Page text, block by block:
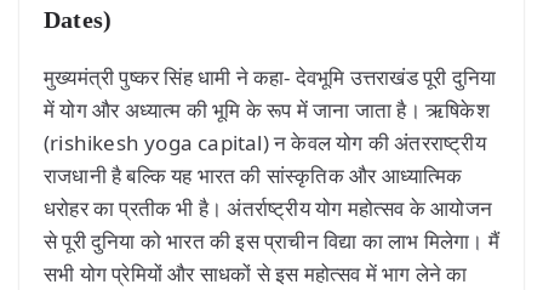
Dates)
मुख्यमंत्री पुष्कर सिंह धामी ने कहा- देवभूमि उत्तराखंड पूरी दुनिया
में योग और अध्यात्म की भूमि के रूप में जाना जाता है। ऋषिकेश
(rishikesh yoga capital) न केवल योग की अंतरराष्ट्रीय
राजधानी है बल्कि यह भारत की सांस्कृतिक और आध्यात्मिक
धरोहर का प्रतीक भी है। अंतर्राष्ट्रीय योग महोत्सव के आयोजन
से पूरी दुनिया को भारत की इस प्राचीन विद्या का लाभ मिलेगा। मैं
सभी योग प्रेमियों और साधकों से इस महोत्सव में भाग लेने का